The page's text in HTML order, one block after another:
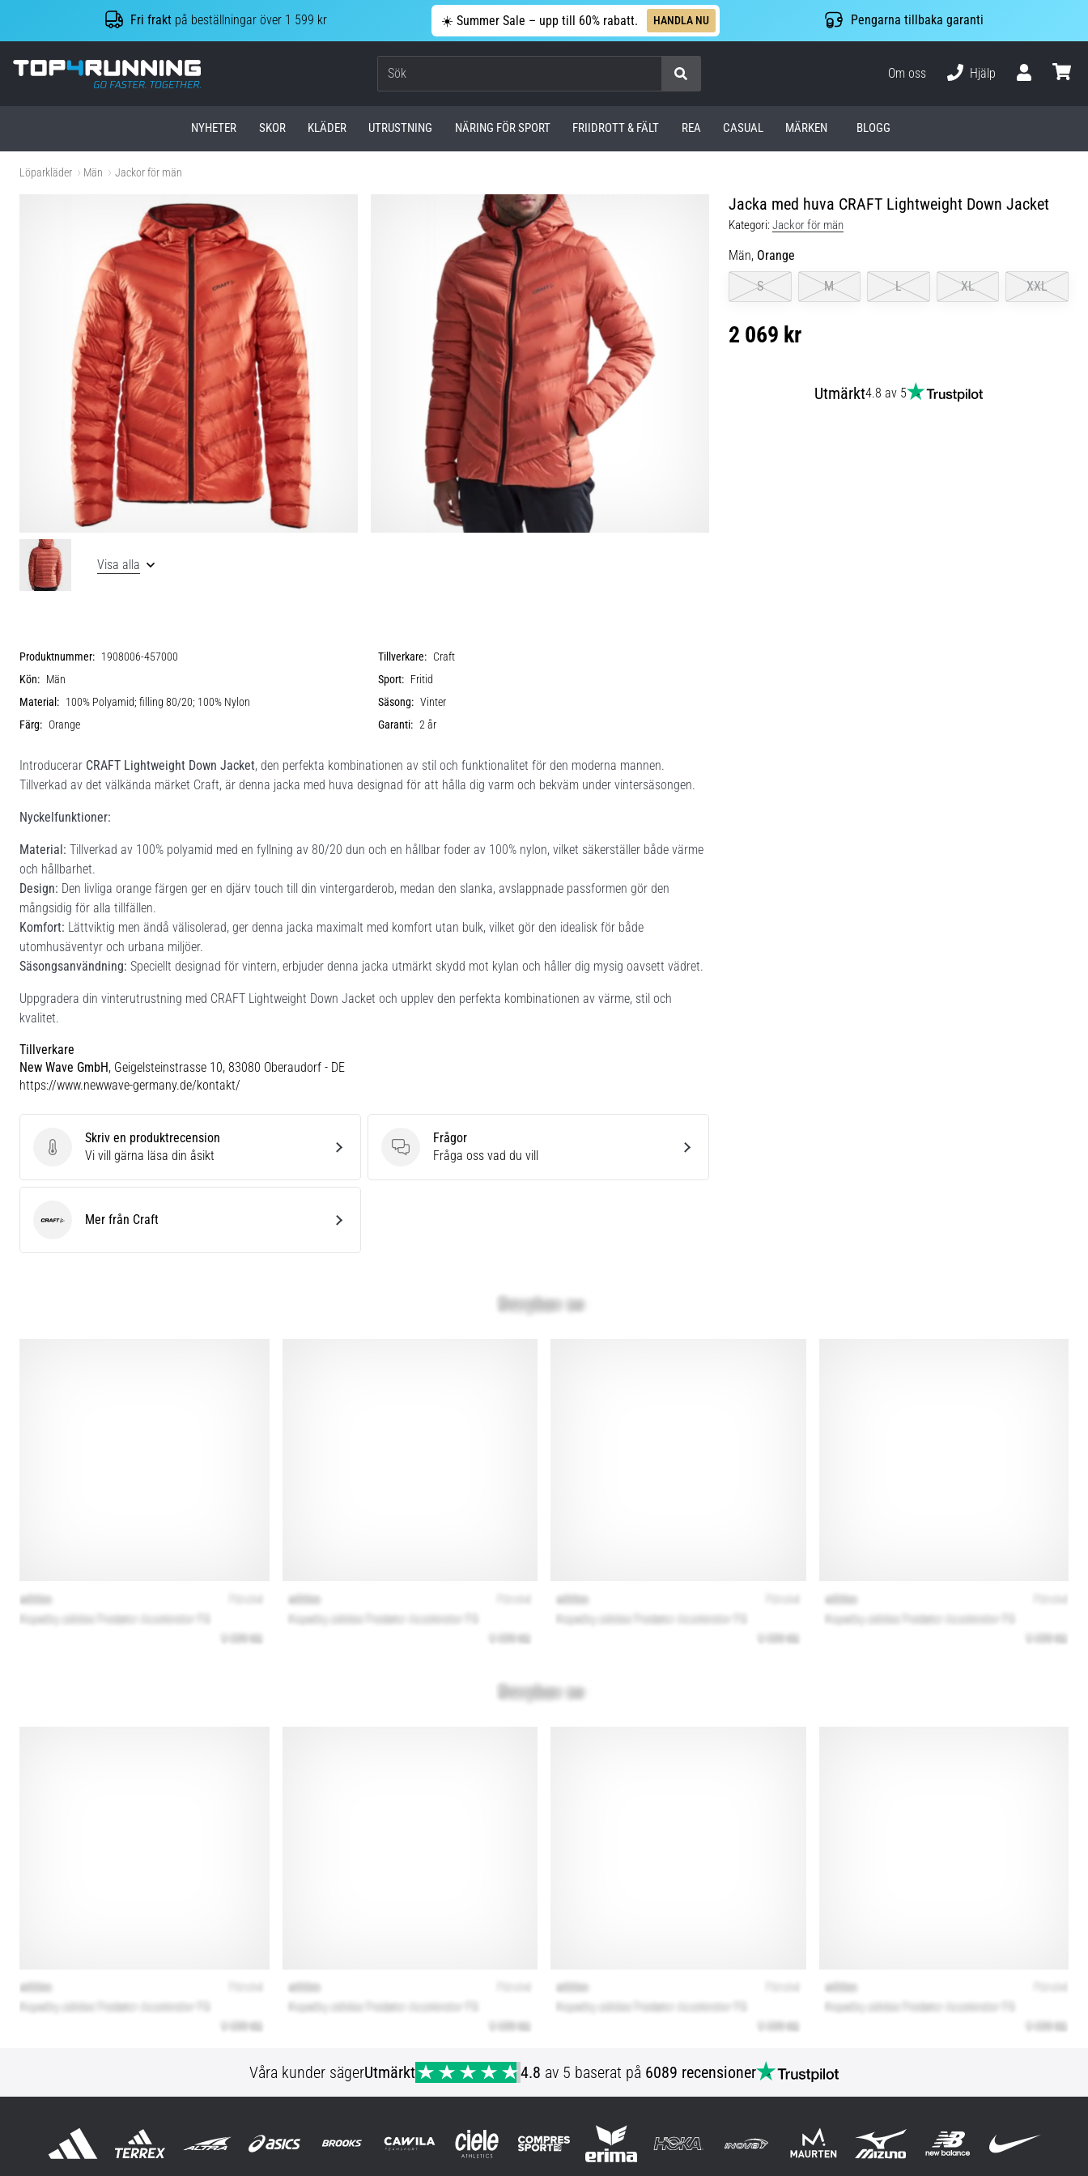
Fri frakt på beställningar över 1 599 kr ☀️ Summer Sale – upp till 60% rabatt. HANDLA NU Pengarna tillbaka garanti
Top4Running.se
Om oss
Hjälp
NYHETER SKOR KLÄDER UTRUSTNING NÄRING FÖR SPORT FRIIDROTT & FÄLT REA CASUAL MÄRKEN BLOGG
Löparkläder Män Jackor för män
Jacka med huva CRAFT Lightweight Down Jacket
Kategori:Jackor för män
Män, Orange
S
M L XL XXL
2 069 kr
Utmärkt4.8 av 5
Visa alla
Produktnummer: 1908006-457000 Tillverkare: Craft
Kön: Män Sport: Fritid
Material: 100% Polyamid; filling 80/20; 100% Nylon Säsong: Vinter
Färg: Orange Garanti: 2 år
Introducerar CRAFT Lightweight Down Jacket, den perfekta kombinationen av stil och funktionalitet för den moderna mannen.
Tillverkad av det välkända märket Craft, är denna jacka med huva designad för att hålla dig varm och bekväm under vintersäsongen.
Nyckelfunktioner:
Material: Tillverkad av 100% polyamid med en fyllning av 80/20 dun och en hållbar foder av 100% nylon, vilket säkerställer både värme
och hållbarhet.
Design: Den livliga orange färgen ger en djärv touch till din vintergarderob, medan den slanka, avslappnade passformen gör den
mångsidig för alla tillfällen.
Komfort: Lättviktig men ändå välisolerad, ger denna jacka maximalt med komfort utan bulk, vilket gör den idealisk för både
utomhusäventyr och urbana miljöer.
Säsongsanvändning: Speciellt designad för vintern, erbjuder denna jacka utmärkt skydd mot kylan och håller dig mysig oavsett vädret.
Uppgradera din vinterutrustning med CRAFT Lightweight Down Jacket och upplev den perfekta kombinationen av värme, stil och
kvalitet.
Tillverkare
New Wave GmbH, Geigelsteinstrasse 10, 83080 Oberaudorf - DE
https://www.newwave-germany.de/kontakt/
Skriv en produktrecension
Skriv en produktrecension
Vi vill gärna läsa din åsikt
Frågor
Frågor
Fråga oss vad du vill
Craft Mer från Craft
Våra kunder sägerUtmärkt 4.8 av 5 baserat på 6089 recensioner